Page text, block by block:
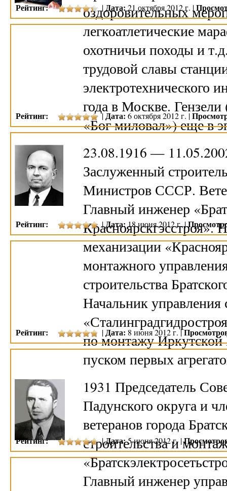
оздоровительных
легкоатлетические
охотничьи походы и
трудовой славы
электротехнического
года в Москве. Гензели
«Бог миловал») еще в
23.08.1916 —
Заслуженный
Министров СССР.
Главный инженер
Красноярскгэсстроя».
механизации
монтажного
строительства
Начальник управления
по монтажу
пуском первых
1931 Председатель
Падунского округа и
ветеранов города
строительства и
Главный инженер
Рейтинг: |Дата: 21 октября 2012 г. |
Рейтинг: |Дата: 6 октября 2012 г. |
Рейтинг: |Дата:18 июня 2012 г. |
Рейтинг: |Дата: 8 июня 2012 г. |
Рейтинг: |Дата:5 июня 2012 г. |